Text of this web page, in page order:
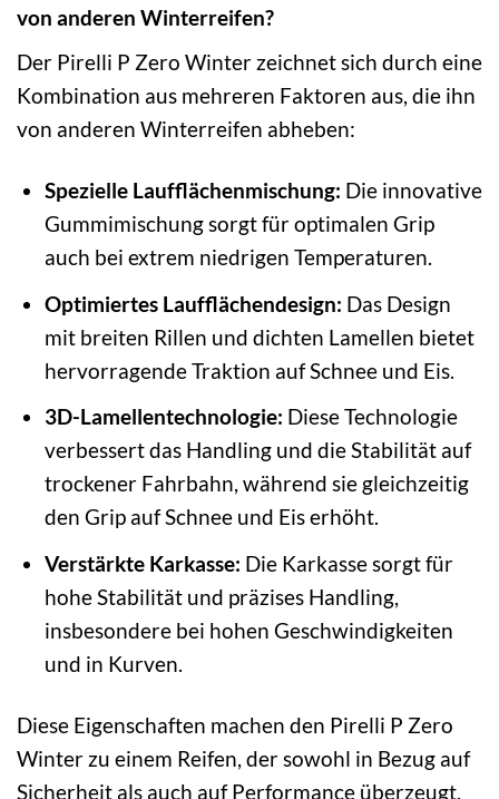
von anderen Winterreifen?
Der Pirelli P Zero Winter zeichnet sich durch eine
Kombination aus mehreren Faktoren aus, die ihn
von anderen Winterreifen abheben:
Spezielle Laufflächenmischung: Die innovative
Gummimischung sorgt für optimalen Grip
auch bei extrem niedrigen Temperaturen.
Optimiertes Laufflächendesign: Das Design
mit breiten Rillen und dichten Lamellen bietet
hervorragende Traktion auf Schnee und Eis.
3D-Lamellentechnologie: Diese Technologie
verbessert das Handling und die Stabilität auf
trockener Fahrbahn, während sie gleichzeitig
den Grip auf Schnee und Eis erhöht.
Verstärkte Karkasse: Die Karkasse sorgt für
hohe Stabilität und präzises Handling,
insbesondere bei hohen Geschwindigkeiten
und in Kurven.
Diese Eigenschaften machen den Pirelli P Zero
Winter zu einem Reifen, der sowohl in Bezug auf
Sicherheit als auch auf Performance überzeugt.